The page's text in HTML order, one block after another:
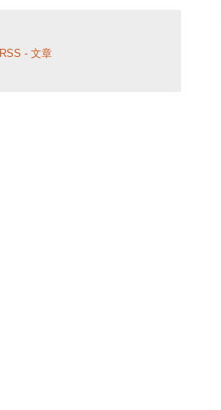
RSS - 文章